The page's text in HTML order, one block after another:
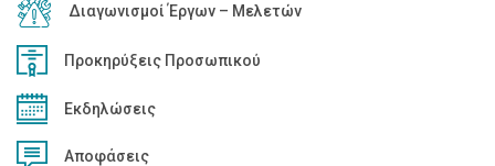
Διαγωνισμοί Έργων – Μελετών
Προκηρύξεις Προσωπικού
Εκδηλώσεις
Αποφάσεις